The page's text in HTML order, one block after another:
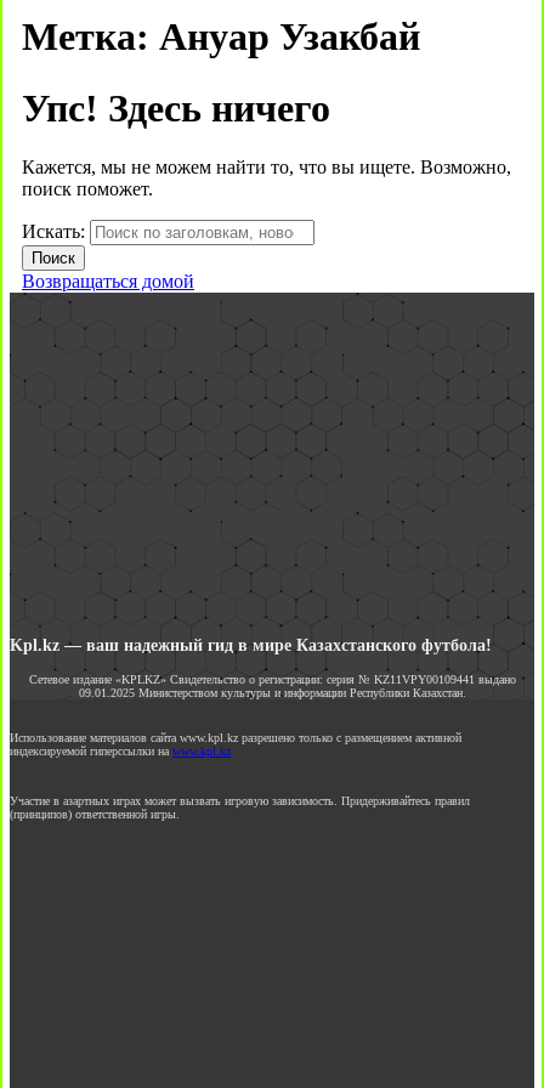
Метка: Ануар Узакбай
Упс! Здесь ничего
Кажется, мы не можем найти то, что вы ищете. Возможно,
поиск поможет.
Искать:
Возвращаться домой
Kpl.kz — ваш надежный гид в мире Казахстанского футбола!
Сетевое издание «KPLKZ» Свидетельство о регистрации: серия № KZ11VPY00109441 выдано
09.01.2025 Министерством культуры и информации Республики Казахстан.
Использование материалов сайта www.kpl.kz разрешено только с размещением активной
индексируемой гиперссылки на www.kpl.kz
Участие в азартных играх может вызвать игровую зависимость. Придерживайтесь правил
(принципов) ответственной игры.